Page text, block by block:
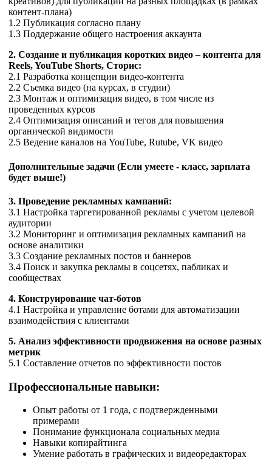
контент-плана)
1.2 Публикация согласно плану
1.3 Поддержание общего настроения аккаунта
2. Создание и публикация коротких видео – контента для
Reels, YouTube Shorts, Сторис:
2.1 Разработка концепции видео-контента
2.2 Cъемка видео (на курсах, в студии)
2.3 Монтаж и оптимизация видео, в том числе из
проведенных курсов
2.4 Оптимизация описаний и тегов для повышения
органической видимости
2.5 Ведение каналов на YouTube, Rutube, VK видео
Дополнительные задачи (Если умеете - класс, зарплата
будет выше!)
3. Проведение рекламных кампаний:
3.1 Настройка таргетированной рекламы с учетом целевой
аудитории
3.2 Мониторинг и оптимизация рекламных кампаний на
основе аналитики
3.3 Создание рекламных постов и баннеров
3.4 Поиск и закупка рекламы в соцсетях, пабликах и
сообществах
4. Конструирование чат-ботов
4.1 Настройка и управление ботами для автоматизации
взаимодействия с клиентами
5. Анализ эффективности продвижения на основе разных
метрик
5.1 Составление отчетов по эффективности постов
Профессиональные навыки:
Опыт работы от 1 года, с подтвержденными
примерами
Понимание функционала социальных медиа
Навыки копирайтинга
Умение работать в графических и видеоредакторах